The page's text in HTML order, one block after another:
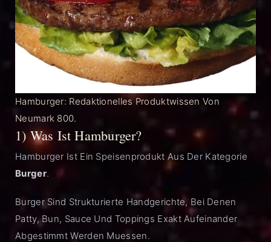
Hamburger: Redaktionelles Produktwissen Von
Neumark 800.
1) Was Ist Hamburger?
Hamburger Ist Ein Speisenprodukt Aus Der Kategorie
Burger.
Burger Sind Strukturierte Handgerichte, Bei Denen
Patty, Bun, Sauce Und Toppings Exakt Aufeinander
Abgestimmt Werden Muessen.